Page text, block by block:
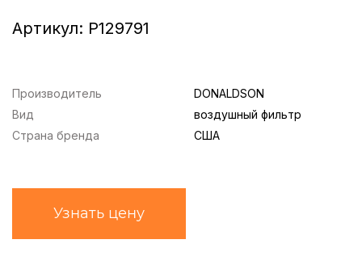
Артикул: P129791
Производитель
DONALDSON
Вид
воздушный фильтр
Страна бренда
США
Узнать цену